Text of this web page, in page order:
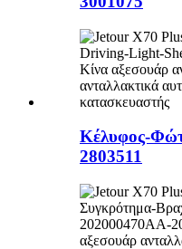
Κέλυφος-
2803511